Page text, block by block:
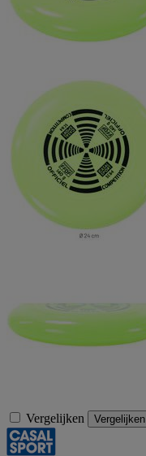
Vergelijken Vergelijken